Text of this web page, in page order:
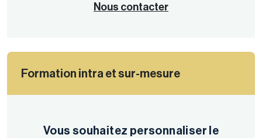
Nous contacter
Formation intra et sur-mesure
Vous souhaitez personnaliser le